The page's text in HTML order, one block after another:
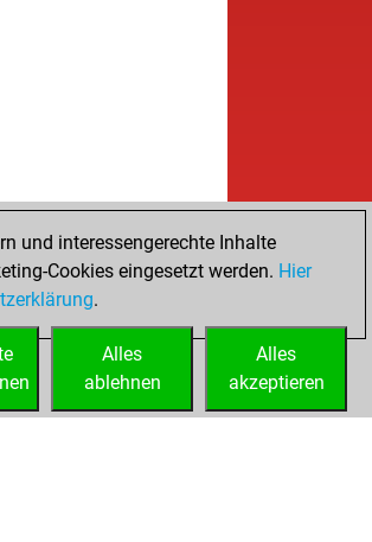
und interessengerechte Inhalte
Cookies eingesetzt werden. Hier
.
Alles
akzeptieren
Alles
ablehnen